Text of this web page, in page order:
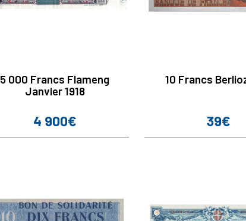
5 000 Francs Flameng
Janvier 1918
Prix
4 900€
10 Francs
Prix
39€